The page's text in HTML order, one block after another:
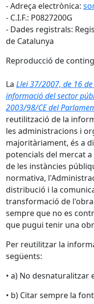
- Adreça electrònica:
- C.I.F.: P0827200G
- Dades registrals:
de Catalunya
Reproducció de
La Llei 37/2007, de 16
informació del sector
2003/98/CE del
reutilització de la
les administracions i
majoritàriament, és a
potencials del mercat
de les instàncies
normativa,
distribució i la
transformació de
sempre que no es
que pugui tenir una
Per reutilitzar la
següents:
• a) No desnaturalitzar
• b) Citar sempre la